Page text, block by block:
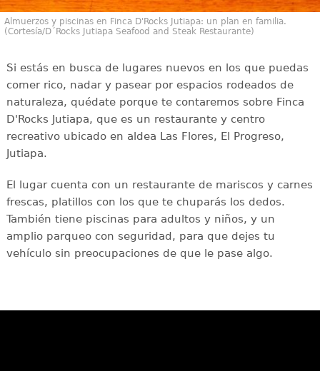
Almuerzos y piscinas en Finca D'Rocks Jutiapa: un plan en familia.
(Cortesía/D´Rocks Jutiapa Seafood and Steak Restaurante)
Si estás en busca de lugares nuevos en los que puedas
comer rico, nadar y pasear por espacios rodeados de
naturaleza, quédate porque te contaremos sobre Finca
D'Rocks Jutiapa, que es un restaurante y centro
recreativo ubicado en aldea Las Flores, El Progreso,
Jutiapa.
El lugar cuenta con un restaurante de mariscos y carnes
frescas, platillos con los que te chuparás los dedos.
También tiene piscinas para adultos y niños, y un
amplio parqueo con seguridad, para que dejes tu
vehículo sin preocupaciones de que le pase algo.